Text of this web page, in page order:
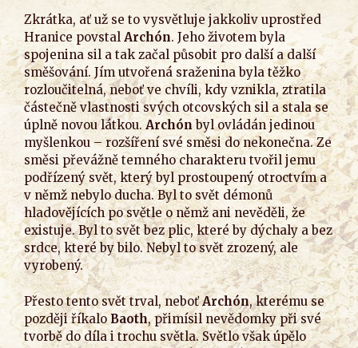
Zkrátka, ať už se to vysvětluje jakkoliv uprostřed
Hranice povstal Archón. Jeho životem byla
spojenina sil a tak začal působit pro další a další
směšování. Jím utvořená sraženina byla těžko
rozloučitelná, neboť ve chvíli, kdy vznikla, ztratila
částečně vlastnosti svých otcovských sil a stala se
úplně novou látkou.Archónbyl ovládán jedinou
myšlenkou – rozšíření své směsi do nekonečna. Ze
směsi převážně temného charakteru tvořil jemu
podřízený svět, který byl prostoupený otroctvím a
v němž nebylo ducha. Byl to svět démonů
hladovějících po světle o němž ani nevěděli, že
existuje. Byl to svět bez plic, které by dýchaly a bez
srdce, které by bilo. Nebyl to svět zrozený, ale
vyrobený.
Přesto tento svět trval, neboťArchón, kterému se
později říkaloBaoth, přimísil nevědomky při své
tvorbě do díla i trochu světla. Světlo však úpělo